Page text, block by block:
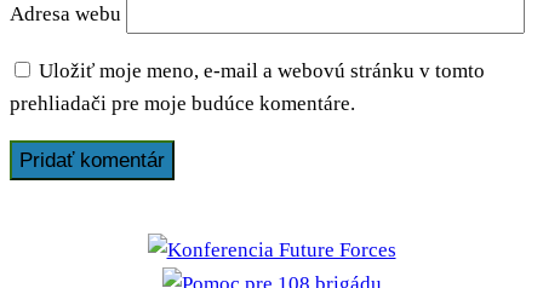
Adresa webu
Uložiť moje meno, e-mail a webovú stránku v tomto
prehliadači pre moje budúce komentáre.